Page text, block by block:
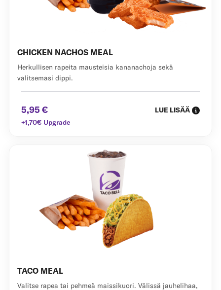
CHICKEN NACHOS MEAL
Herkullisen rapeita mausteisia kananachoja sekä
valitsemasi dippi.
5,95 €
LUE LISÄÄ
+1,70€ Upgrade
TACO MEAL
Valitse rapea tai pehmeä maissikuori. Välissä jauhelihaa,